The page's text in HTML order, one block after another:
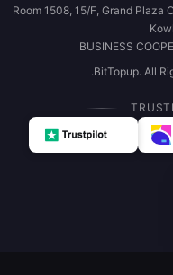
Room 1508, 15/F, Grand Plaza
BUSINESS